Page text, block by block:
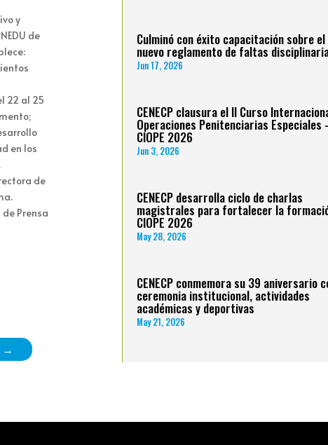
y
de
22 al 25
en los
de
Prensa
Culminó con éxito capacitación sobre el
nuevo reglamento de faltas
Jun 17, 2026
CENECP clausura el II Curso
Operaciones Penitenciarias Especiales
CIOPE 2026
Jun 3, 2026
CENECP desarrolla ciclo de charlas
magistrales para fortalecer la
CIOPE 2026
May 28, 2026
CENECP conmemora su 39 aniversario
ceremonia institucional, actividades
académicas y deportivas
May 21, 2026